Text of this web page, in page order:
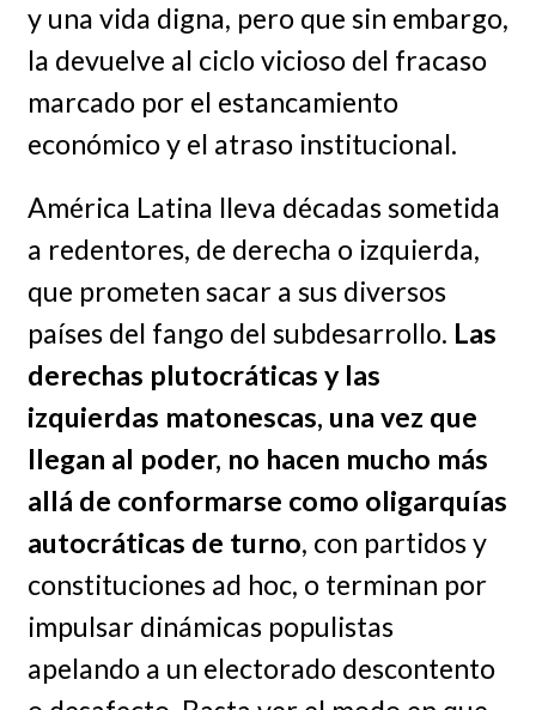
y una vida digna, pero que sin embargo,
la devuelve al ciclo vicioso del fracaso
marcado por el estancamiento
económico y el atraso institucional.
América Latina lleva décadas sometida
a redentores, de derecha o izquierda,
que prometen sacar a sus diversos
países del fango del subdesarrollo. Las
derechas plutocráticas y las
izquierdas matonescas, una vez que
llegan al poder, no hacen mucho más
allá de conformarse como oligarquías
autocráticas de turno, con partidos y
constituciones ad hoc, o terminan por
impulsar dinámicas populistas
apelando a un electorado descontento